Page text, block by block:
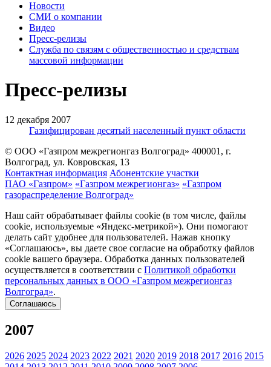
Новости
СМИ о компании
Видео
Пресс-релизы
Служба по связям с общественностью и средствам
массовой информации
Пресс-релизы
12 декабря 2007
Газифицирован десятый населенный пункт области
© ООО «Газпром межрегионгаз Волгоград» 400001, г.
Волгоград, ул. Ковровская, 13
Контактная информация Абонентские участки
ПАО «Газпром» «Газпром межрегионгаз» «Газпром
газораспределение Волгоград»
Наш сайт обрабатывает файлы cookie (в том числе, файлы
cookie, используемые «Яндекс-метрикой»). Они помогают
делать сайт удобнее для пользователей. Нажав кнопку
«Соглашаюсь», вы даете свое согласие на обработку файлов
cookie вашего браузера. Обработка данных пользователей
осуществляется в соответствии с Политикой обработки
персональных данных в ООО «Газпром межрегионгаз
Волгоград».
Соглашаюсь
2007
2026 2025 2024 2023 2022 2021 2020 2019 2018 2017 2016 2015